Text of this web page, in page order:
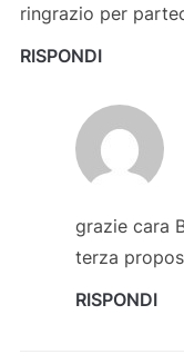
ringrazio per
RISPONDI
grazie cara
terza
RISPONDI